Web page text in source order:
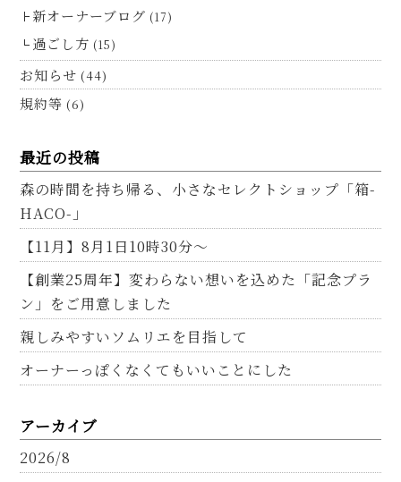
新オーナーブログ (17)
過ごし方 (15)
お知らせ (44)
規約等 (6)
最近の投稿
森の時間を持ち帰る、小さなセレクトショップ「箱-
HACO-」
【11月】8月1日10時30分～
【創業25周年】変わらない想いを込めた「記念プラ
ン」をご用意しました
親しみやすいソムリエを目指して
オーナーっぽくなくてもいいことにした
アーカイブ
2026/8